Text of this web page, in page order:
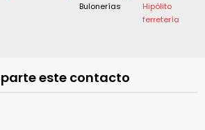
Bulonerías
Hipólito
ferretería
este contacto